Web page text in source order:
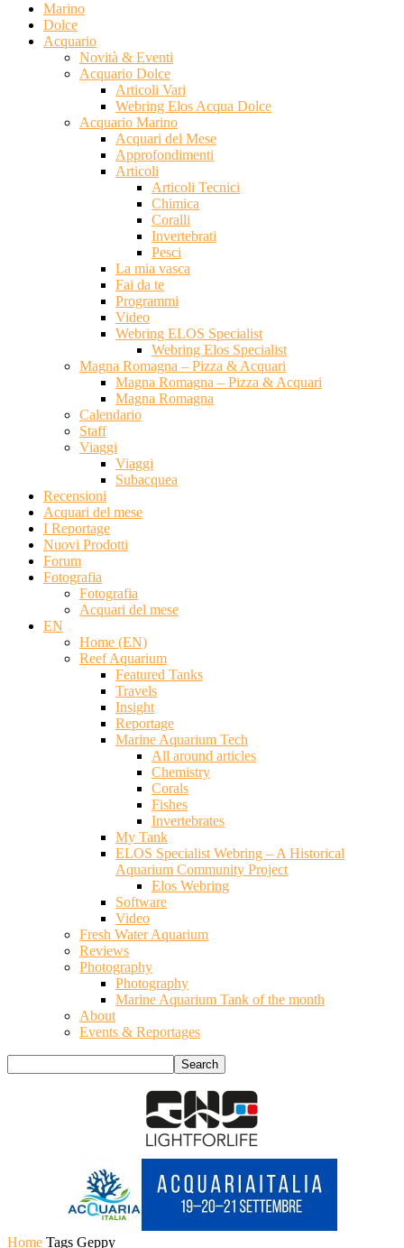
Marino
Dolce
Acquario
Novità & Eventi
Acquario Dolce
Articoli Vari
Webring Elos Acqua Dolce
Acquario Marino
Acquari del Mese
Approfondimenti
Articoli
Articoli Tecnici
Chimica
Coralli
Invertebrati
Pesci
La mia vasca
Fai da te
Programmi
Video
Webring ELOS Specialist
Webring Elos Specialist
Magna Romagna – Pizza & Acquari
Magna Romagna – Pizza & Acquari
Magna Romagna
Calendario
Staff
Viaggi
Viaggi
Subacquea
Recensioni
Acquari del mese
I Reportage
Nuovi Prodotti
Forum
Fotografia
Fotografia
Acquari del mese
EN
Home (EN)
Reef Aquarium
Featured Tanks
Travels
Insight
Reportage
Marine Aquarium Tech
All around articles
Chemistry
Corals
Fishes
Invertebrates
My Tank
ELOS Specialist Webring – A Historical
Aquarium Community Project
Elos Webring
Software
Video
Fresh Water Aquarium
Reviews
Photography
Photography
Marine Aquarium Tank of the month
About
Events & Reportages
Home Tags Geppy